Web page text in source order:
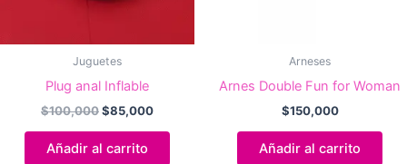
Juguetes
Plug anal Inflable
$100,000El
original
era:
$85,000El
Añadir al carrito
Arneses
Arnes Double Fun for Woman
$150,000
Añadir al carrito